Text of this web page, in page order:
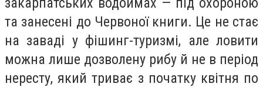
та занесені до Червоної книги. Це не стає
на заваді у фішинг-туризмі, але ловити
можна лише дозволену рибу й не в період
нересту, який триває з початку квітня по